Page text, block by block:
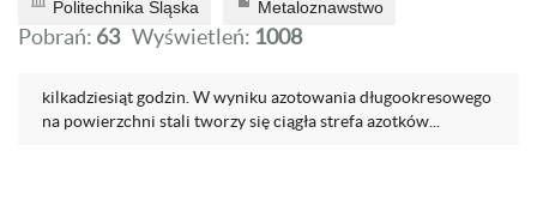
Politechnika Śląska Metaloznawstwo
Pobrań: 63 Wyświetleń: 1008
kilkadziesiąt godzin. W wyniku azotowania długookresowego
na powierzchni stali tworzy się ciągła strefa azotków...